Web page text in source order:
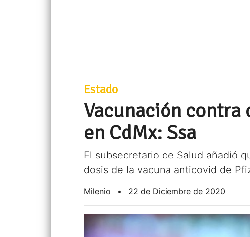
Estado
Vacunación contra
en CdMx: Ssa
El subsecretario de Salud añadió
dosis de la vacuna anticovid de
Milenio • 22 de Diciembre de 2020